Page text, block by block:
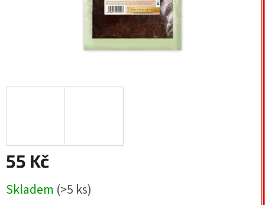
55 Kč
cena:
Skladem (>5 ks)